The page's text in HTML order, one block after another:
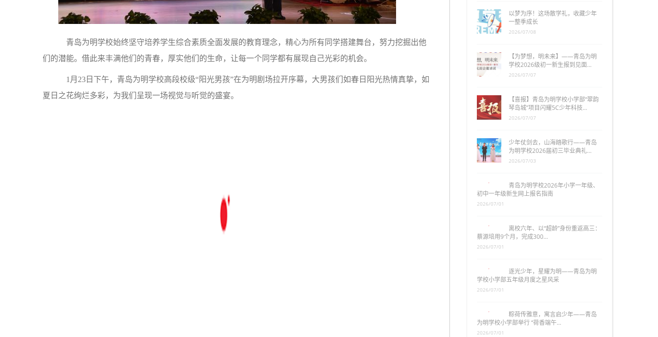
青岛为明学校始终坚守培养学生综合素质全面发展的教育理念，精心为所有同学搭建舞台，努力挖掘出他
们的潜能。借此来丰满他们的青春，厚实他们的生命，让每一个同学都有展现自己光彩的机会。
1月23日下午，青岛为明学校高段校级“阳光男孩”在为明剧场拉开序幕，大男孩们如春日阳光热情真挚，如
夏日之花绚烂多彩，为我们呈现一场视觉与听觉的盛宴。
以梦为序！这场散学礼，收藏少年
一整季成长
2026/07/08
【为梦想，明未来】——青岛为明
学校2026级初一新生报到见面…
2026/07/07
【喜报】青岛为明学校小学部“翠韵
琴岛城”项目闪耀5C少年科技…
2026/07/07
少年仗剑去，山海踏歌行——青岛
为明学校2026届初三毕业典礼…
2026/07/03
青岛为明学校2026年小学一年级、
初中一年级新生网上报名指南
离校六年、以“超龄”身份重返高三：
蔡源培用9个月，完成300…
2026/07/01
逐光少年，星耀为明——青岛为明
学校小学部五年级月度之星风采
粽荷传雅意，寓言启少年——青岛
为明学校小学部举行 “荷香端午…